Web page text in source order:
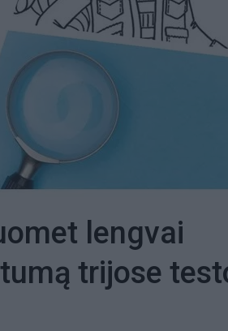
lengvai
trijose